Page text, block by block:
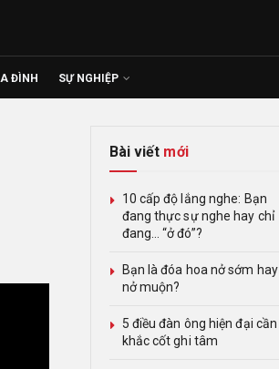
ĐÌNH SỰ NGHIỆP
Bài viết mới
10 cấp độ lắng nghe: Bạn
đang thực sự nghe hay chỉ
đang… “ở đó”?
Bạn là đóa hoa nở sớm hay
nở muộn?
5 điều đàn ông hiện đại cần
khắc cốt ghi tâm